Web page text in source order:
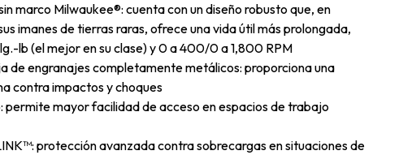
marco Milwaukee®: cuenta con un diseño robusto que, en
imanes de tierras raras, ofrece una vida útil más prolongada,
lb (el mejor en su clase) y 0 a 400/0 a 1,800 RPM
de engranajes completamente metálicos: proporciona una
contra impactos y choques
permite mayor facilidad de acceso en espacios de trabajo
protección avanzada contra sobrecargas en situaciones de